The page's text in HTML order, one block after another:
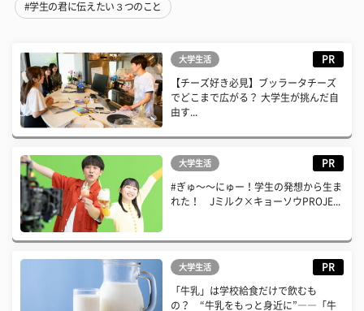
#学生の君に伝えたい３つのこと
大学生活 PR
【チーズ好き必見】ブッラータチーズ
でどこまで広がる？ 大学生が挑んだ自
由す...
大学生活 PR
#ぎゅ〜〜にゅー！学生の発想から生ま
れた！ Jミルク×キョーソウPROJE...
大学生活 PR
「牛乳」は学校給食だけで飲むも
の？ “牛乳をもっと身近に”――「牛